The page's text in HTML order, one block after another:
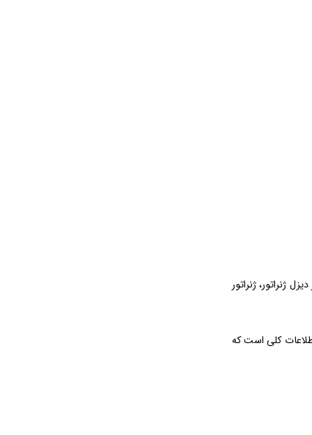
ژنراتور، ژنراتور
کلی است که